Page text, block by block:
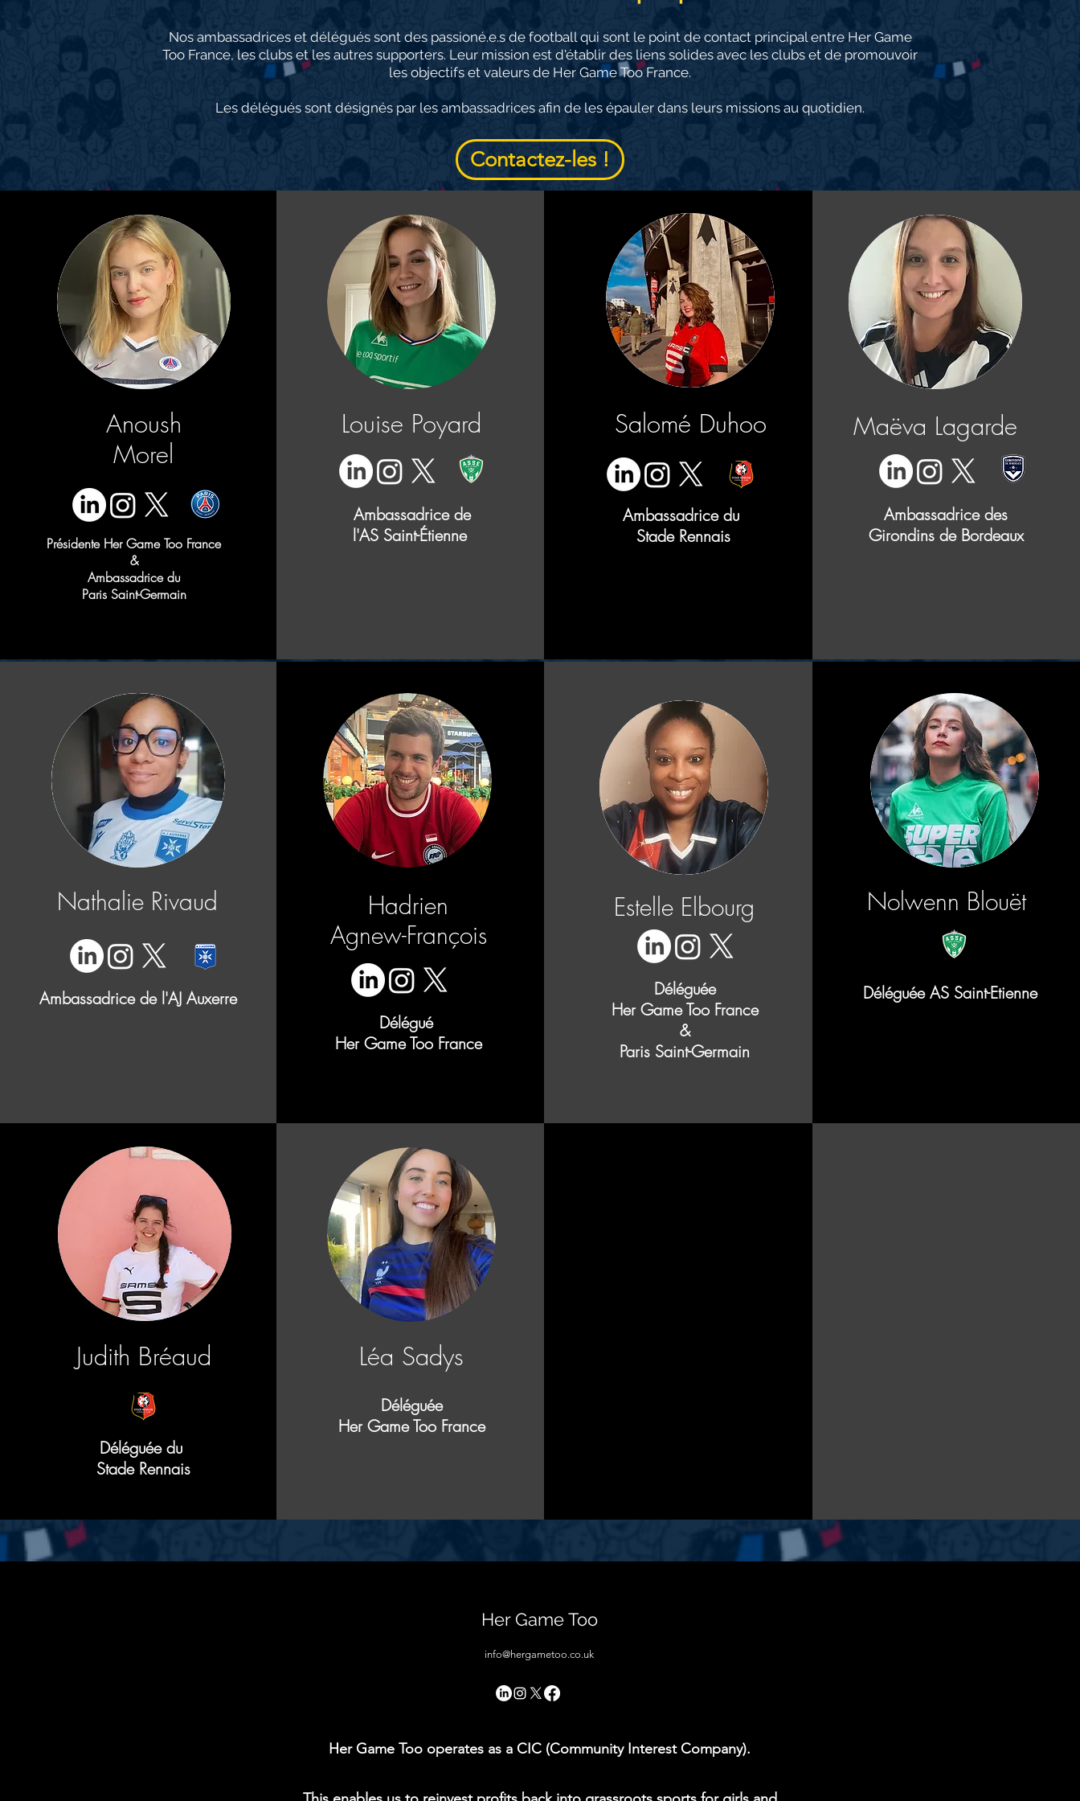
Nos ambassadrices et délégués sont des passioné.e.s de football qui sont le point de contact principal entre Her Game
Too France, les clubs et les autres supporters. Leur mission est d'établir des liens solides avec les clubs et de promouvoir
les objectifs et valeurs de Her Game Too France.
Les délégués sont désignés par les ambassadrices afin de les épauler dans leurs missions au quotidien.
Contactez-les !
Anoush
Morel
Présidente Her Game Too France
&
Ambassadrice du
Paris Saint-Germain
Louise Poyard
Ambassadrice de
l'AS Saint-Étienne
Salomé Duhoo
Ambassadrice du
Stade Rennais
Maëva Lagarde
Ambassadrice des
Girondins de Bordeaux
Nathalie Rivaud
Ambassadrice de l'AJ Auxerre
Hadrien
Agnew-François
Délégué
Her Game Too France
Estelle Elbourg
Déléguée
Her Game Too France
&
Paris Saint-Germain
Nolwenn Blouët
DéléguéeAS Saint-Etienne
Judith Bréaud
Déléguée du
Stade Rennais
Léa Sadys
Déléguée
Her Game Too France
Her Game Too
info@hergametoo.co.uk
Her Game Too operates as a CIC (Community Interest Company).